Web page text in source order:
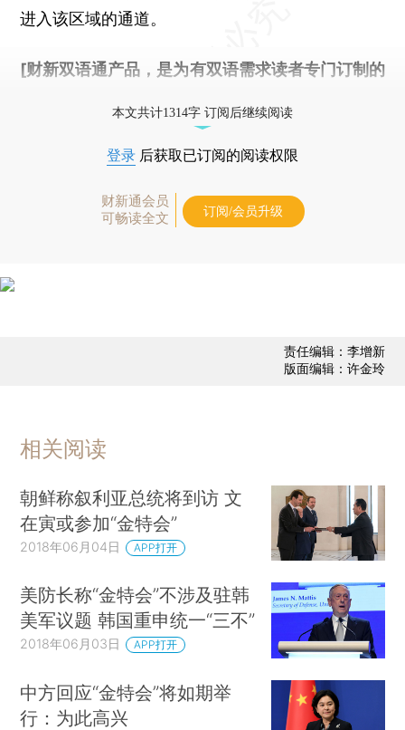
进入该区域的通道。
[财新双语通产品，是为有双语需求读者专门订制的
本文共计1314字 订阅后继续阅读
登录 后获取已订阅的阅读权限
财新通会员
可畅读全文
订阅/会员升级
责任编辑：李增新
版面编辑：许金玲
相关阅读
朝鲜称叙利亚总统将到访 文
在寅或参加“金特会”
2018年06月04日 APP打开
美防长称“金特会”不涉及驻韩
美军议题 韩国重申统一“三不”
2018年06月03日 APP打开
中方回应“金特会”将如期举
行：为此高兴